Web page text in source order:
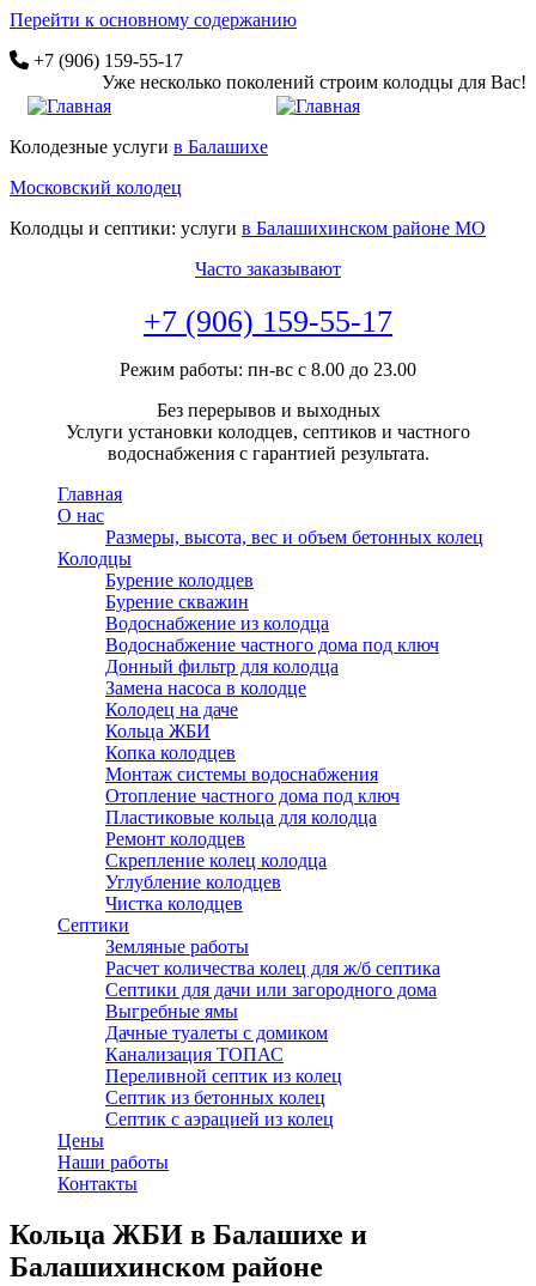
Перейти к основному содержанию
+7 (906) 159-55-17
Уже несколько поколений строим колодцы для Вас!
Колодезные услуги в Балашихе
Московский колодец
Колодцы и септики: услуги в Балашихинском районе МО
Часто заказывают
+7 (906) 159-55-17
Режим работы: пн-вс с 8.00 до 23.00
Без перерывов и выходных
Услуги установки колодцев, септиков и частного
водоснабжения с гарантией результата.
Главная
О нас
Размеры, высота, вес и объем бетонных колец
Колодцы
Бурение колодцев
Бурение скважин
Водоснабжение из колодца
Водоснабжение частного дома под ключ
Донный фильтр для колодца
Замена насоса в колодце
Колодец на даче
Кольца ЖБИ
Копка колодцев
Монтаж системы водоснабжения
Отопление частного дома под ключ
Пластиковые кольца для колодца
Ремонт колодцев
Скрепление колец колодца
Углубление колодцев
Чистка колодцев
Септики
Земляные работы
Расчет количества колец для ж/б септика
Септики для дачи или загородного дома
Выгребные ямы
Дачные туалеты с домиком
Канализация ТОПАС
Переливной септик из колец
Септик из бетонных колец
Септик с аэрацией из колец
Цены
Наши работы
Контакты
Кольца ЖБИ в Балашихе и
Балашихинском районе